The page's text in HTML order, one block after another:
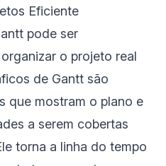
Eficiente
pode ser
o projeto real
de Gantt são
que mostram o plano e
a serem cobertas
torna a linha do tempo